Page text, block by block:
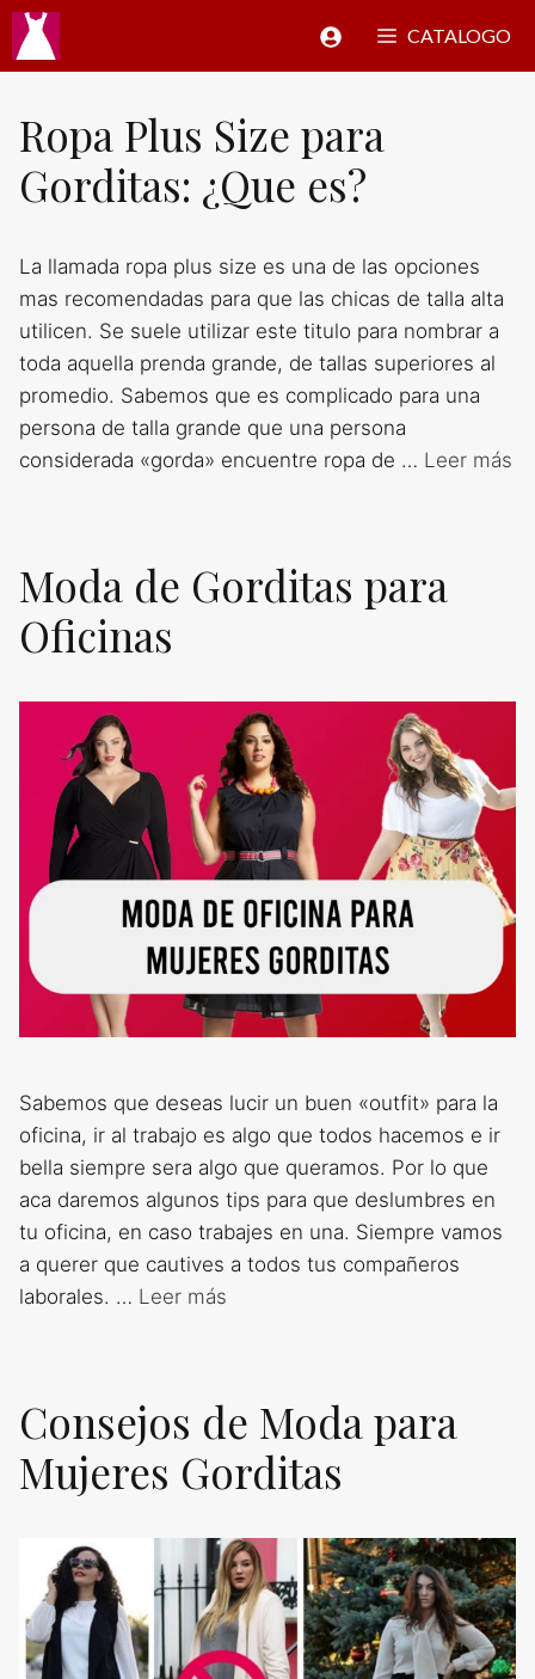
Saltar
contenido
CATALOGO
Ropa Plus Size para
Gorditas: ¿Que es?
La llamada ropa plus size es una de las opciones
mas recomendadas para que las chicas de talla alta
utilicen. Se suele utilizar este titulo para nombrar a
toda aquella prenda grande, de tallas superiores al
promedio. Sabemos que es complicado para una
persona de talla grande que una persona
considerada «gorda» encuentre ropa de … Leer más
Moda de Gorditas para
Oficinas
Sabemos que deseas lucir un buen «outfit» para la
oficina, ir al trabajo es algo que todos hacemos e ir
bella siempre sera algo que queramos. Por lo que
aca daremos algunos tips para que deslumbres en
tu oficina, en caso trabajes en una. Siempre vamos
a querer que cautives a todos tus compañeros
laborales. … Leer más
Consejos de Moda para
Mujeres Gorditas